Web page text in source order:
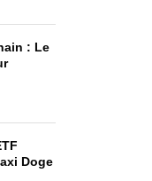
: Le
Doge